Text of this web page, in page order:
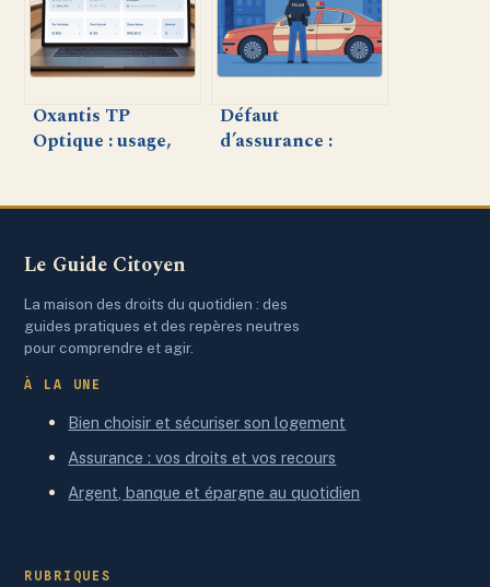
Oxantis TP
Optique : usage,
d’expérience sur
Défaut
d’assurance :
solutions pour
Le Guide Citoyen
La maison des droits du quotidien : des
guides pratiques et des repères neutres
pour comprendre et agir.
À LA UNE
Bien choisir et sécuriser son logement
Assurance : vos droits et vos recours
Argent, banque et épargne au quotidien
RUBRIQUES